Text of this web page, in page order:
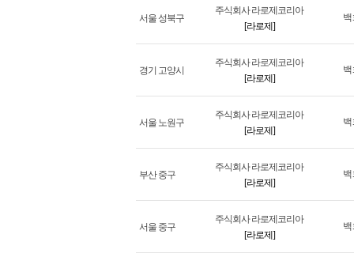
서울 성북구
주식회사 라로제코리아
[라로제]
경기 고양시
주식회사 라로제코리아
[라로제]
서울 노원구
주식회사 라로제코리아
[라로제]
부산 중구
주식회사 라로제코리아
[라로제]
서울 중구
주식회사 라로제코리아
[라로제]